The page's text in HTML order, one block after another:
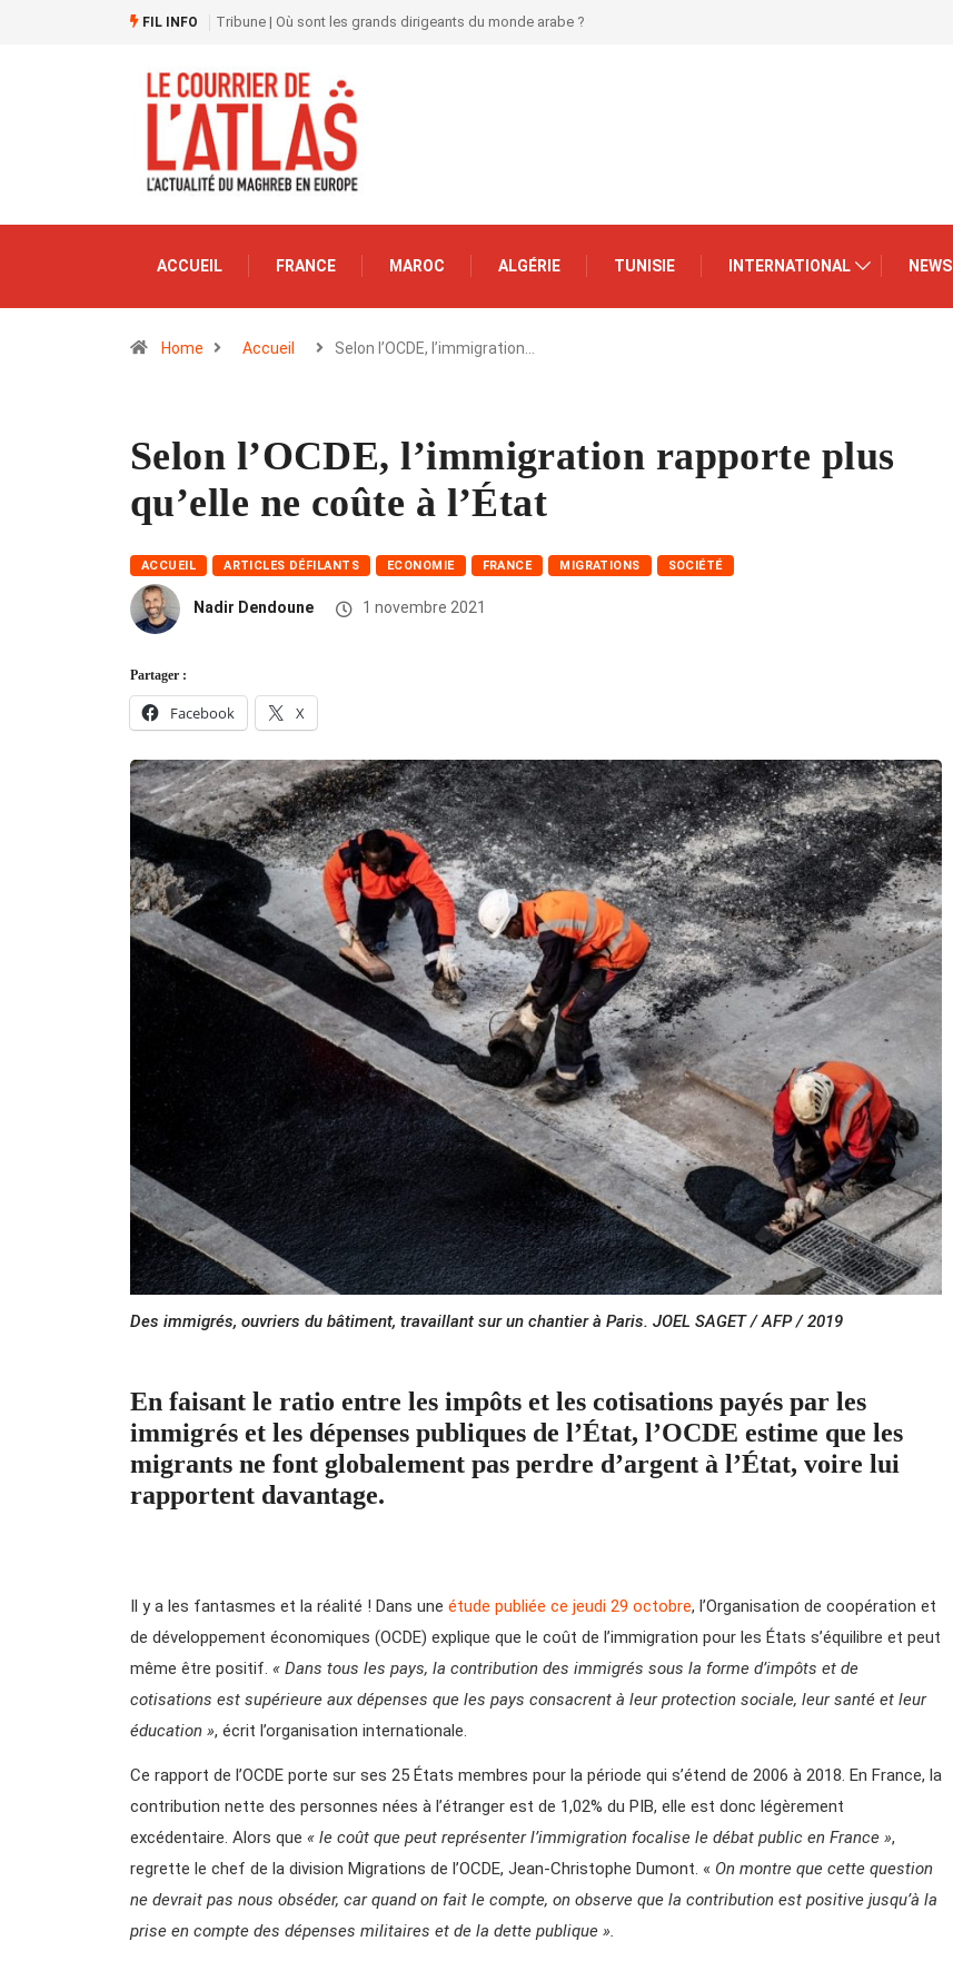
FIL INFO Tribune | Où sont les grands dirigeants du monde arabe ?
ACCUEIL FRANCE MAROC ALGÉRIE TUNISIE INTERNATIONAL NEWS
Home Accueil Selon l’OCDE, l’immigration…
Selon l’OCDE, l’immigration rapporte plus
qu’elle ne coûte à l’État
ACCUEIL ARTICLES DÉFILANTS ECONOMIE FRANCE MIGRATIONS SOCIÉTÉ
Nadir Dendoune 1 novembre 2021
Partager :
Facebook X
Des immigrés, ouvriers du bâtiment, travaillant sur un chantier à Paris. JOEL SAGET / AFP / 2019
En faisant le ratio entre les impôts et les cotisations payés par les
immigrés et les dépenses publiques de l’État, l’OCDE estime que les
migrants ne font globalement pas perdre d’argent à l’État, voire lui
rapportent davantage.
Il y a les fantasmes et la réalité ! Dans une étude publiée ce jeudi 29 octobre, l’Organisation de coopération et
de développement économiques (OCDE) explique que le coût de l’immigration pour les États s’équilibre et peut
même être positif. « Dans tous les pays, la contribution des immigrés sous la forme d’impôts et de
cotisations est supérieure aux dépenses que les pays consacrent à leur protection sociale, leur santé et leur
éducation », écrit l’organisation internationale.
Ce rapport de l’OCDE porte sur ses 25 États membres pour la période qui s’étend de 2006 à 2018. En France, la
contribution nette des personnes nées à l’étranger est de 1,02% du PIB, elle est donc légèrement
excédentaire. Alors que « le coût que peut représenter l’immigration focalise le débat public en France »,
regrette le chef de la division Migrations de l’OCDE, Jean-Christophe Dumont. « On montre que cette question
ne devrait pas nous obséder, car quand on fait le compte, on observe que la contribution est positive jusqu’à la
prise en compte des dépenses militaires et de la dette publique ».